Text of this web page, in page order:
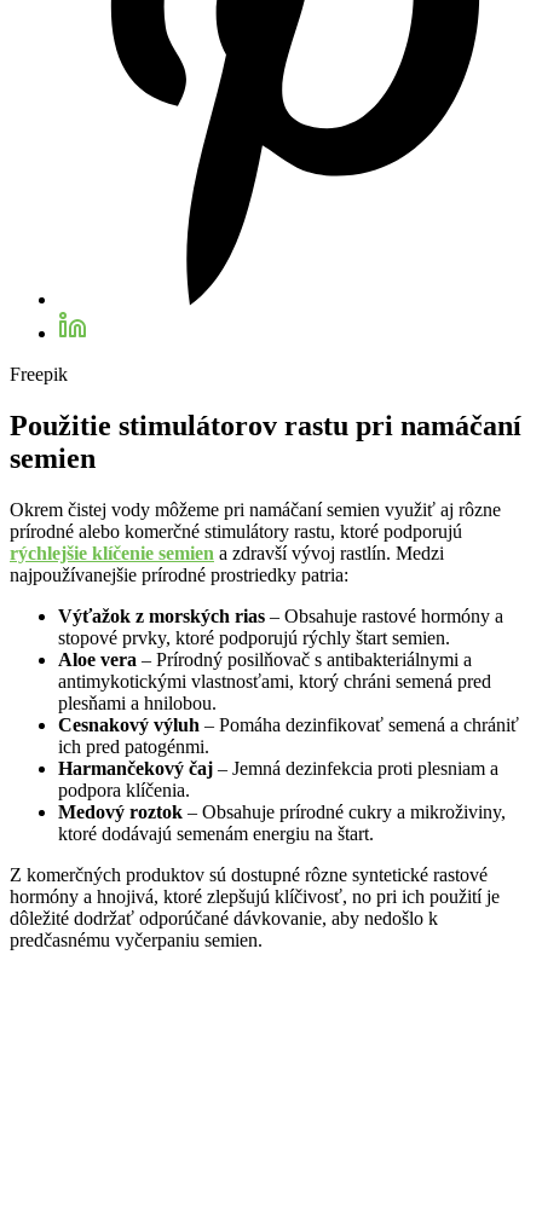
Freepik
Použitie stimulátorov rastu pri namáčaní
semien
Okrem čistej vody môžeme pri namáčaní semien využiť aj rôzne
prírodné alebo komerčné stimulátory rastu, ktoré podporujú
rýchlejšie klíčenie semien a zdravší vývoj rastlín. Medzi
najpoužívanejšie prírodné prostriedky patria:
Výťažok z morských rias – Obsahuje rastové hormóny a
stopové prvky, ktoré podporujú rýchly štart semien.
Aloe vera – Prírodný posilňovač s antibakteriálnymi a
antimykotickými vlastnosťami, ktorý chráni semená pred
plesňami a hnilobou.
Cesnakový výluh – Pomáha dezinfikovať semená a chrániť
ich pred patogénmi.
Harmančekový čaj – Jemná dezinfekcia proti plesniam a
podpora klíčenia.
Medový roztok – Obsahuje prírodné cukry a mikroživiny,
ktoré dodávajú semenám energiu na štart.
Z komerčných produktov sú dostupné rôzne syntetické rastové
hormóny a hnojivá, ktoré zlepšujú klíčivosť, no pri ich použití je
dôležité dodržať odporúčané dávkovanie, aby nedošlo k
predčasnému vyčerpaniu semien.